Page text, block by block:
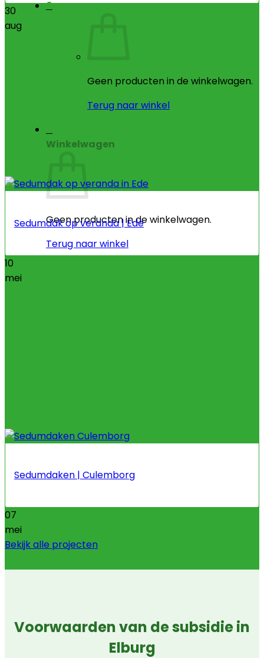
0
Geen producten in de winkelwagen.
Terug naar winkel
Winkelwagen
Geen producten in de winkelwagen.
Terug naar winkel
30
aug
Sedumdak op veranda | Ede
10
mei
Sedumdaken | Culemborg
07
mei
Bekijk alle projecten
Voorwaarden van de subsidie in
Elburg